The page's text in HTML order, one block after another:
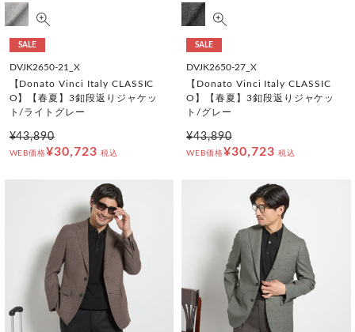
SALE
DVJK2650-21_X
【Donato Vinci Italy CLASSIC
O】【春夏】3釦段返りジャケッ
ト/ライトグレー
¥43,890
WEB価格¥30,723 税込
SALE
DVJK2650-27_X
【Donato Vinci Italy CLASSIC
O】【春夏】3釦段返りジャケッ
ト/グレー
¥43,890
WEB価格¥30,723 税込